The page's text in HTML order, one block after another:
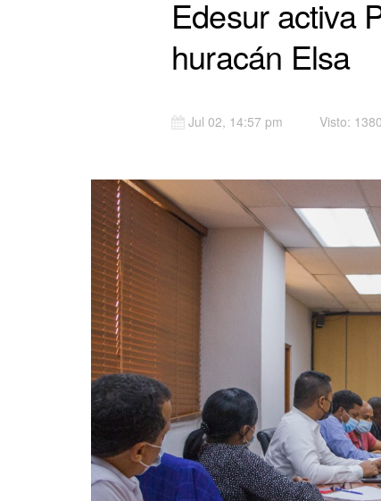
Edesur activa
huracán Elsa
Jul 02, 14:57 pm Visto: 1380